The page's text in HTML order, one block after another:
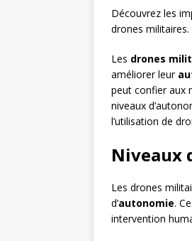
Découvrez les
drones militaires.
Les drones
améliorer leur
peut confier aux
niveaux
l’utilisation de
Niveaux
Les drones
d’autonomie.
intervention